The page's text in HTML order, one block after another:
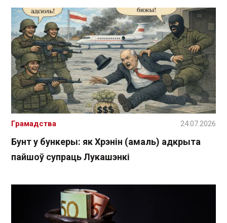
Бунт у бункеры: як Хрэнін (амаль) адкрыта
пайшоў супраць Лукашэнкі
Грамадства 24.07.2026